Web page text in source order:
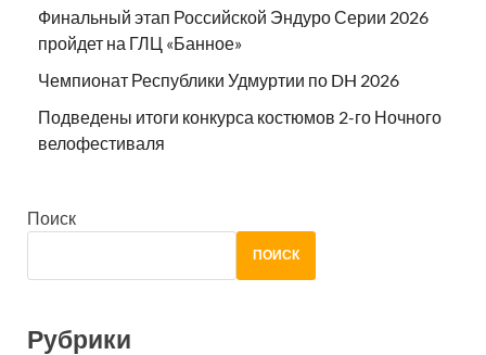
Финальный этап Российской Эндуро Серии 2026
пройдет на ГЛЦ «Банное»
Чемпионат Республики Удмуртии по DH 2026
Подведены итоги конкурса костюмов 2-го Ночного
велофестиваля
Поиск
ПОИСК
Рубрики